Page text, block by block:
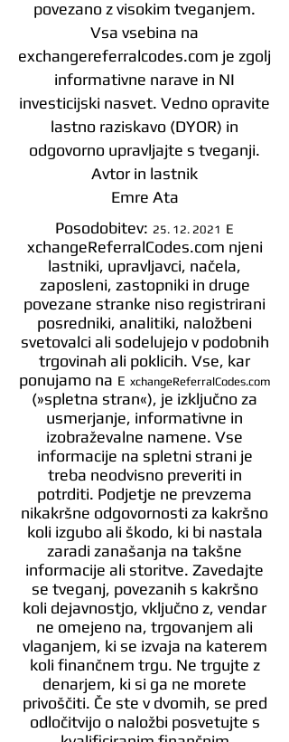
povezano z visokim tveganjem.
Vsa vsebina na
exchangereferralcodes.com je zgolj
informativne narave in NI
investicijski nasvet. Vedno opravite
lastno raziskavo (DYOR) in
odgovorno upravljajte s tveganji.
Avtor in lastnik
Emre Ata
Posodobitev: 25. 12. 2021 E
xchangeReferralCodes.com njeni
lastniki, upravljavci, načela,
zaposleni, zastopniki in druge
povezane stranke niso registrirani
posredniki, analitiki, naložbeni
svetovalci ali sodelujejo v podobnih
trgovinah ali poklicih. Vse, kar
ponujamo na E xchangeReferralCodes.com
(»spletna stran«), je izključno za
usmerjanje, informativne in
izobraževalne namene. Vse
informacije na spletni strani je
treba neodvisno preveriti in
potrditi. Podjetje ne prevzema
nikakršne odgovornosti za kakršno
koli izgubo ali škodo, ki bi nastala
zaradi zanašanja na takšne
informacije ali storitve. Zavedajte
se tveganj, povezanih s kakršno
koli dejavnostjo, vključno z, vendar
ne omejeno na, trgovanjem ali
vlaganjem, ki se izvaja na katerem
koli finančnem trgu. Ne trgujte z
denarjem, ki si ga ne morete
privoščiti. Če ste v dvomih, se pred
odločitvijo o naložbi posvetujte s